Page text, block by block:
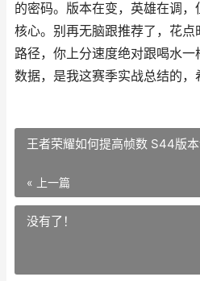
的密码。版本在变，英雄在调
核心。别再无脑跟推荐了，花
路径，你上分速度绝对跟喝水
数据，是我这赛季实战总结的，
王者荣耀如何提高帧数 S44版
« 上一篇
没有了！